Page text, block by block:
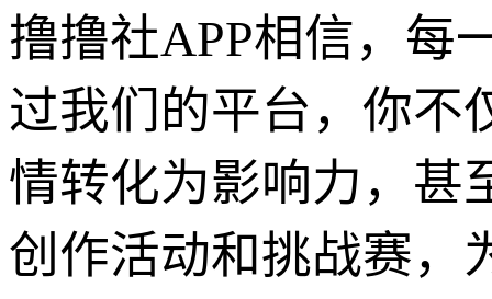
撸撸社APP相信，每
过我们的平台，你不
情转化为影响力，甚
创作活动和挑战赛，